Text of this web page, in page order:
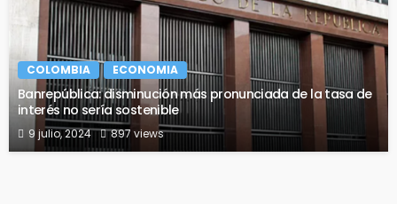
COLOMBIA ECONOMIA
Banrepública: disminución más pronunciada de la tasa de
interés no sería sostenible
9 julio, 2024 897 views